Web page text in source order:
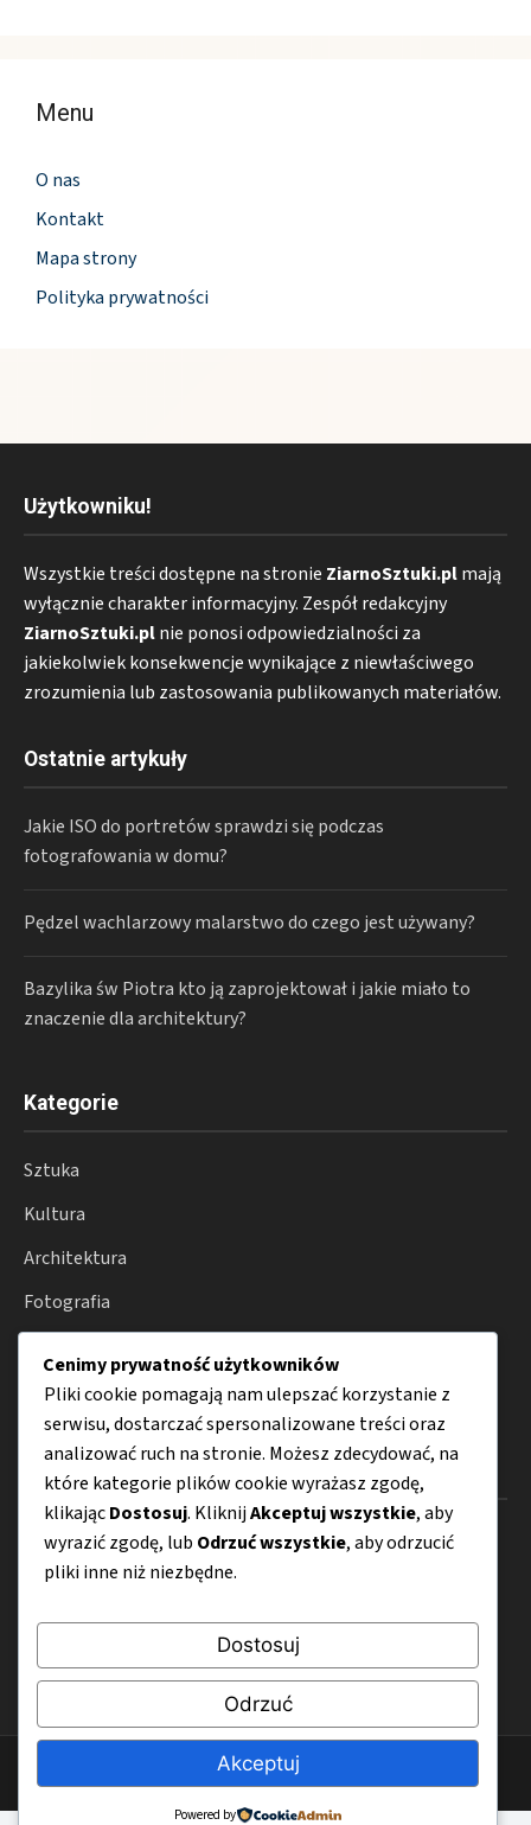
Menu
O nas
Kontakt
Mapa strony
Polityka prywatności
Użytkowniku!
Wszystkie treści dostępne na stronie ZiarnoSztuki.plmają
wyłącznie charakter informacyjny. Zespół redakcyjny
ZiarnoSztuki.plnie ponosi odpowiedzialności za
jakiekolwiek konsekwencje wynikające z niewłaściwego
zrozumienia lub zastosowania publikowanych materiałów.
Ostatnie artykuły
Jakie ISO do portretów sprawdzi się podczas
fotografowania w domu?
Pędzel wachlarzowy malarstwo do czego jest używany?
Bazylika św Piotra kto ją zaprojektował i jakie miało to
znaczenie dla architektury?
Kategorie
Sztuka
Kultura
Architektura
Fotografia
Porady
Menu
O nas
Kontakt
Mapa strony
Polityka prywatności
© 2026 ZiarnoSztuki.pl
Cenimy prywatność użytkowników
Pliki cookie pomagają nam ulepszać korzystanie z
serwisu, dostarczać spersonalizowane treści oraz
analizować ruch na stronie. Możesz zdecydować, na
które kategorie plików cookie wyrażasz zgodę,
klikającDostosuj. KliknijAkceptuj wszystkie, aby
wyrazić zgodę, lub Odrzuć wszystkie, aby odrzucić
pliki inne niż niezbędne.
Dostosuj
Odrzuć
Akceptuj
Powered by